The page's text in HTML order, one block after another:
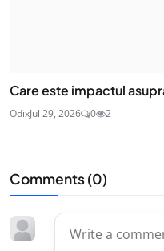
Care este impactul
OdixJul 29, 2026 0 2
Comments (0)